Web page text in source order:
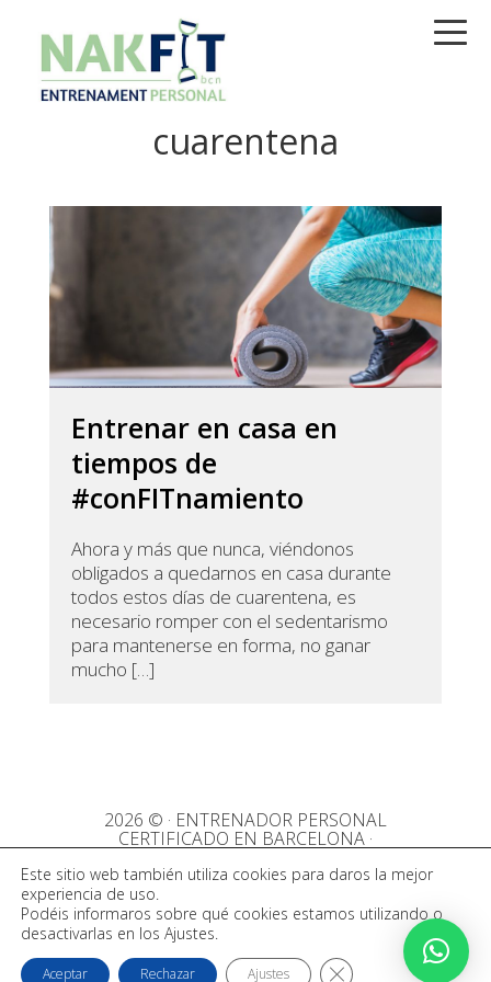
navegación
contenido
principal
barra
cuarentena
Entrenar en casa en
tiempos de
#conFITnamiento
Ahora y más que nunca, viéndonos
obligados a quedarnos en casa durante
todos estos días de cuarentena, es
necesario romper con el sedentarismo
para mantenerse en forma, no ganar
mucho […]
2026 © · ENTRENADOR PERSONAL
CERTIFICADO EN BARCELONA ·
Aviso legal Política de privacidad
Política de cookies
Este sitio web también utiliza cookies para daros la mejor
experiencia de uso.
Podéis informaros sobre qué cookies estamos utilizando o
desactivarlas en los Ajustes.
Aceptar Rechazar Ajustes CERRAR EL BANNER
Español